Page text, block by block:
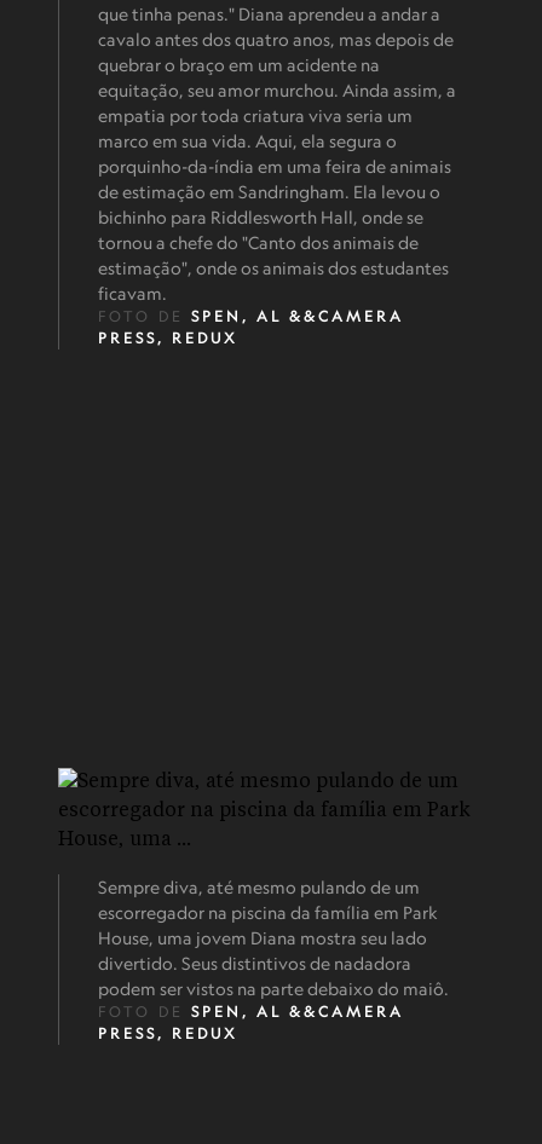
que tinha penas." Diana aprendeu a andar a
cavalo antes dos quatro anos, mas depois de
quebrar o braço em um acidente na
equitação, seu amor murchou. Ainda assim, a
empatia por toda criatura viva seria um
marco em sua vida. Aqui, ela segura o
porquinho-da-índia em uma feira de animais
de estimação em Sandringham. Ela levou o
bichinho para Riddlesworth Hall, onde se
tornou a chefe do "Canto dos animais de
estimação", onde os animais dos estudantes
ficavam.
FOTO DE SPEN, AL &&CAMERA
PRESS, REDUX
Sempre diva, até mesmo pulando de um
escorregador na piscina da família em Park
House, uma jovem Diana mostra seu lado
divertido. Seus distintivos de nadadora
podem ser vistos na parte debaixo do maiô.
FOTO DE SPEN, AL &&CAMERA
PRESS, REDUX